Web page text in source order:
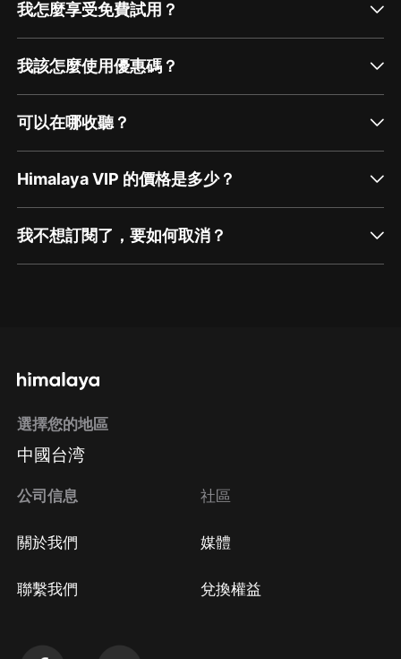
我怎麼享受免費試用？
我該怎麼使用優惠碼？
可以在哪收聽？
Himalaya VIP 的價格是多少？
我不想訂閱了，要如何取消？
方法 Google Play取消訂閱方法
選擇您的地區
中國台湾
公司信息
關於我們
聯繫我們
社區
媒體
兌換權益